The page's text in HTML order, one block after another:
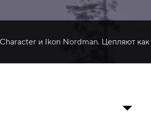
и Ikon Nordman. Цепляют